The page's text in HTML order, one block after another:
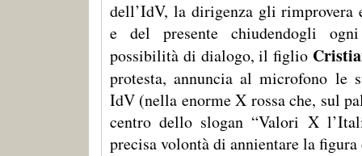
dell’IdV, la dirigenza gli rimprovera
e del presente chiudendogli
possibilità di dialogo, il figlio
protesta, annuncia al microfono le
IdV (nella enorme X rossa che, sul
centro dello slogan “Valori X
precisa volontà di annientare la figura